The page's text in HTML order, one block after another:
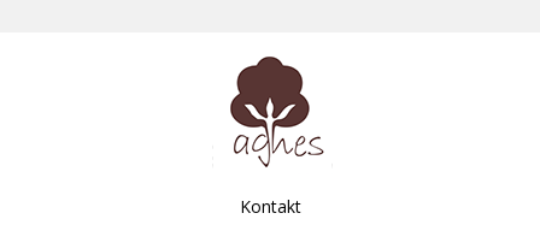
Kontakt